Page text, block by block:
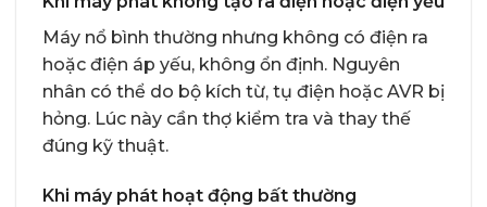
Máy nổ bình thường nhưng không có điện ra
hoặc điện áp yếu, không ổn định. Nguyên
nhân có thể do bộ kích từ, tụ điện hoặc AVR bị
hỏng. Lúc này cần thợ kiểm tra và thay thế
đúng kỹ thuật.
Khi máy phát hoạt động bất thường